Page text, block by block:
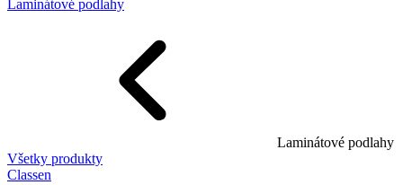
Laminátové podlahy
Laminátové podlahy
Všetky produkty
Classen